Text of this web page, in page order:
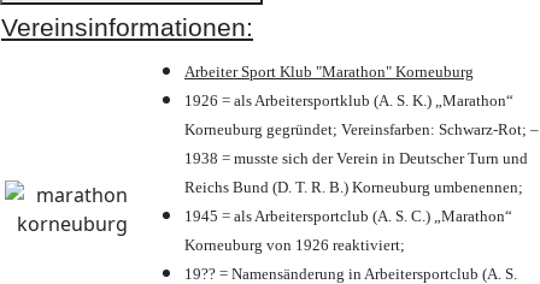
Vereinsinformationen:
Arbeiter Sport Klub "Marathon" Korneuburg
1926 = als Arbeitersportklub (A. S. K.) „Marathon“
Korneuburg gegründet; Vereinsfarben: Schwarz-Rot; –
1938 = musste sich der Verein in Deutscher Turn und
Reichs Bund (D. T. R. B.) Korneuburg umbenennen;
1945 = als Arbeitersportclub (A. S. C.) „Marathon“
Korneuburg von 1926 reaktiviert;
19?? = Namensänderung in Arbeitersportclub (A. S.